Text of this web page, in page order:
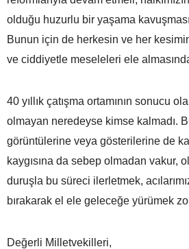
olduğu huzurlu bir yaşama
Bunun için de herkesin ve her
ve ciddiyetle meseleleri ele
40 yıllık çatışma ortamının sonucu
olmayan neredeyse kimse kalmadı.
görüntülerine veya gösterilerine de
kaygısına da sebep olmadan vakur,
duruşla bu süreci ilerletmek,
bırakarak el ele geleceğe yürümek
Değerli Milletvekilleri,